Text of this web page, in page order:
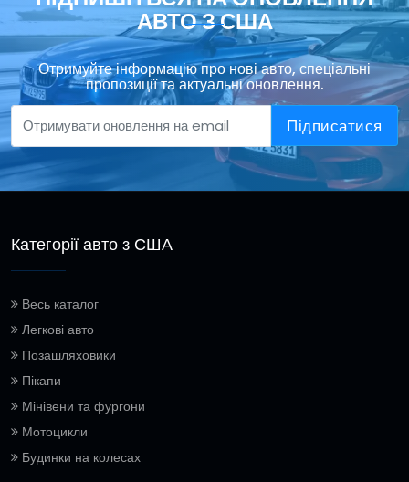
АВТО З США
Отримуйте інформацію про нові авто, спеціальні
пропозиції та актуальні оновлення.
Підписатися
Категорії авто з США
Весь каталог
Легкові авто
Позашляховики
Пікапи
Мінівени та фургони
Мотоцикли
Будинки на колесах